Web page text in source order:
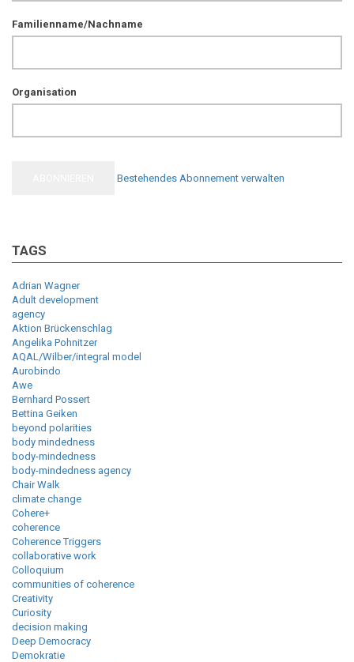
Familienname/Nachname
Organisation
Bestehendes Abonnement verwalten
TAGS
Adrian Wagner
Adult development
agency
Aktion Brückenschlag
Angelika Pohnitzer
AQAL/Wilber/integral model
Aurobindo
Awe
Bernhard Possert
Bettina Geiken
beyond polarities
body mindedness
body-mindedness
body-mindedness agency
Chair Walk
climate change
Cohere+
coherence
Coherence Triggers
collaborative work
Colloquium
communities of coherence
Creativity
Curiosity
decision making
Deep Democracy
Demokratie